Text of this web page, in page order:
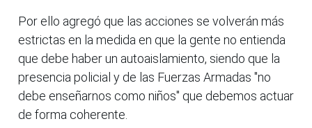
Por ello agregó que las acciones se volverán más
estrictas en la medida en que la gente no entienda
que debe haber un autoaislamiento, siendo que la
presencia policial y de las Fuerzas Armadas "no
debe enseñarnos como niños" que debemos actuar
de forma coherente.